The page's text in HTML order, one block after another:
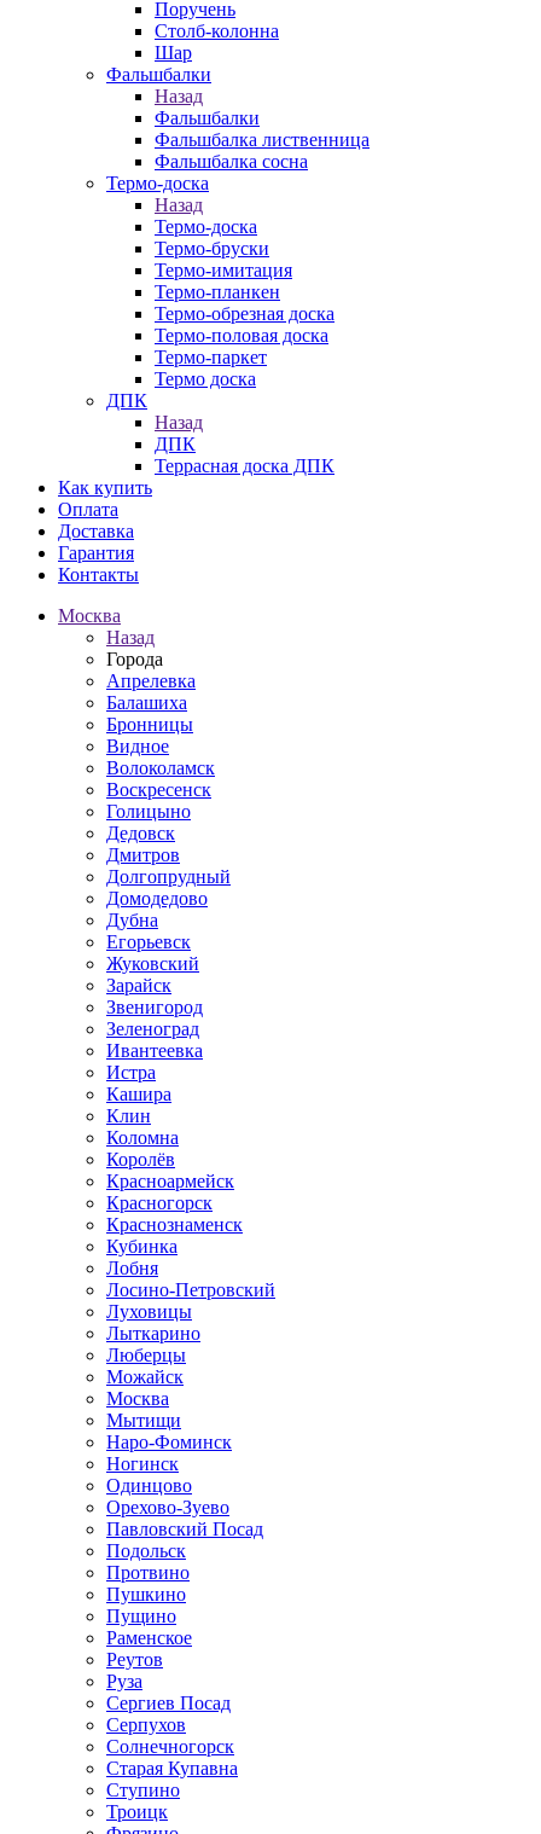
Поручень
Столб-колонна
Шар
Фальшбалки
Назад
Фальшбалки
Фальшбалка лиственница
Фальшбалка сосна
Термо-доска
Назад
Термо-доска
Термо-бруски
Термо-имитация
Термо-планкен
Термо-обрезная доска
Термо-половая доска
Термо-паркет
Термо доска
ДПК
Назад
ДПК
Террасная доска ДПК
Как купить
Оплата
Доставка
Гарантия
Контакты
Москва
Назад
Города
Апрелевка
Балашиха
Бронницы
Видное
Волоколамск
Воскресенск
Голицыно
Дедовск
Дмитров
Долгопрудный
Домодедово
Дубна
Егорьевск
Жуковский
Зарайск
Звенигород
Зеленоград
Ивантеевка
Истра
Кашира
Клин
Коломна
Королёв
Красноармейск
Красногорск
Краснознаменск
Кубинка
Лобня
Лосино-Петровский
Луховицы
Лыткарино
Люберцы
Можайск
Москва
Мытищи
Наро-Фоминск
Ногинск
Одинцово
Орехово-Зуево
Павловский Посад
Подольск
Протвино
Пушкино
Пущино
Раменское
Реутов
Руза
Сергиев Посад
Серпухов
Солнечногорск
Старая Купавна
Ступино
Троицк